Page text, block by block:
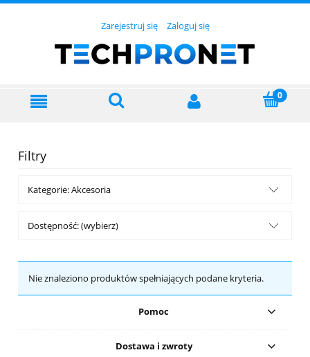
Zarejestruj się Zaloguj się
Filtry
Kategorie: Akcesoria
Dostępność: (wybierz)
Nie znaleziono produktów spełniających podane kryteria.
Pomoc
Dostawa i zwroty